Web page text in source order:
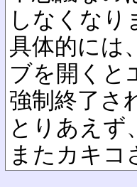
しなくなり
具体的には
ブを開くと
強制終了さ
とりあえず
またカキコ